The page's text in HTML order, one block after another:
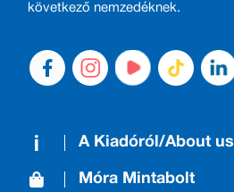
következő nemzedéknek.
A Kiadóról/About us
Móra Mintabolt